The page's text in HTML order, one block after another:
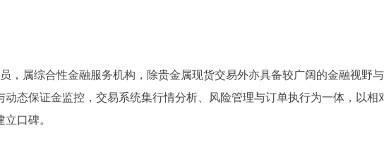
，属综合性金融服务机构，除贵金属现货交易外亦具备较广阔的金融视野与
态保证金监控，交易系统集行情分析、风险管理与订单执行为一体，以相
口碑。